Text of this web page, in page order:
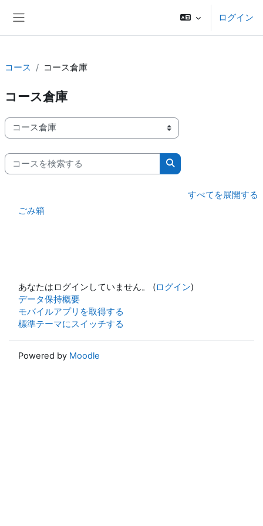
ログイン
コース コース倉庫
コース倉庫
コースカテゴリ
コースを検索する
コースを検索する
すべてを展開する
ごみ箱
あなたはログインしていません。 (ログイン)
データ保持概要
モバイルアプリを取得する
標準テーマにスイッチする
Powered by Moodle